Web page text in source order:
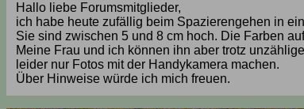
Hallo liebe Forumsmitglieder,
ich habe heute zufällig beim Spazierengehen in
Sie sind zwischen 5 und 8 cm hoch. Die Farben
Meine Frau und ich können ihn aber trotz
leider nur Fotos mit der Handykamera machen.
Über Hinweise würde ich mich freuen.